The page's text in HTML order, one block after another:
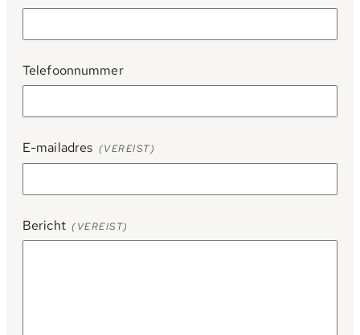
Telefoonnummer
E-mailadres (VEREIST)
Bericht (VEREIST)